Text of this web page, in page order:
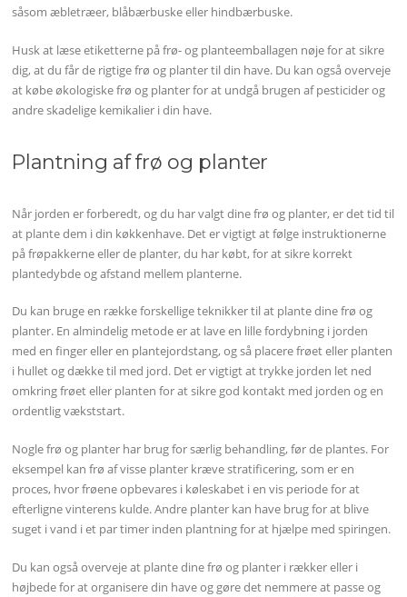
såsom æbletræer, blåbærbuske eller hindbærbuske.
Husk at læse etiketterne på frø- og planteemballagen nøje for at sikre
dig, at du får de rigtige frø og planter til din have. Du kan også overveje
at købe økologiske frø og planter for at undgå brugen af pesticider og
andre skadelige kemikalier i din have.
Plantning af frø og planter
Når jorden er forberedt, og du har valgt dine frø og planter, er det tid til
at plante dem i din køkkenhave. Det er vigtigt at følge instruktionerne
på frøpakkerne eller de planter, du har købt, for at sikre korrekt
plantedybde og afstand mellem planterne.
Du kan bruge en række forskellige teknikker til at plante dine frø og
planter. En almindelig metode er at lave en lille fordybning i jorden
med en finger eller en plantejordstang, og så placere frøet eller planten
i hullet og dække til med jord. Det er vigtigt at trykke jorden let ned
omkring frøet eller planten for at sikre god kontakt med jorden og en
ordentlig vækststart.
Nogle frø og planter har brug for særlig behandling, før de plantes. For
eksempel kan frø af visse planter kræve stratificering, som er en
proces, hvor frøene opbevares i køleskabet i en vis periode for at
efterligne vinterens kulde. Andre planter kan have brug for at blive
suget i vand i et par timer inden plantning for at hjælpe med spiringen.
Du kan også overveje at plante dine frø og planter i rækker eller i
højbede for at organisere din have og gøre det nemmere at passe og